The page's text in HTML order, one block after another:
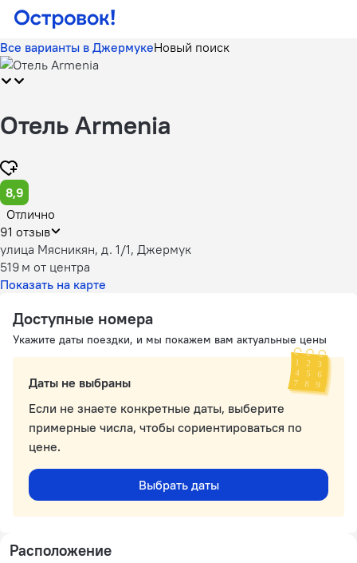
Все варианты в ДжермукеНовый поиск
Отель Armenia
8,9
Отлично
91 отзыв
улица Мясникян, д. 1/1, Джермук
519 м от центра
Показать на карте
Доступные номера
Укажите даты поездки, и мы покажем вам актуальные цены
Даты не выбраны
Если не знаете конкретные даты, выберите
примерные числа, чтобы сориентироваться по
цене.
Выбрать даты
Расположение